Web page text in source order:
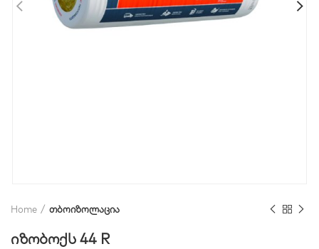
Home თბოიზოლაცია
იზობოქს 44 R